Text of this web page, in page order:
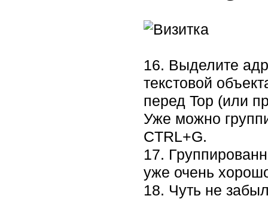
16. Выделите
текстовой
перед Top (или
Уже можно
CTRL+G.
17.
уже очень
18. Чуть не